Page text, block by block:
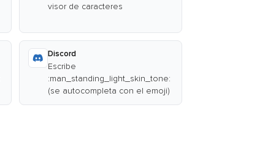
visor de caracteres
Discord
Escribe
:man_standing_light_skin_tone:
(se autocompleta con el emoji)